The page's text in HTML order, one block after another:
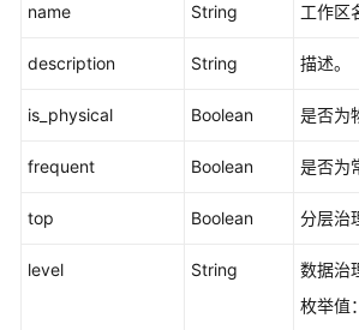
构
口
name String 工作区
description String 描述。
is_physical Boolean 是否为
frequent Boolean 是否为
top Boolean 分层治
level String
数据治
枚举值：